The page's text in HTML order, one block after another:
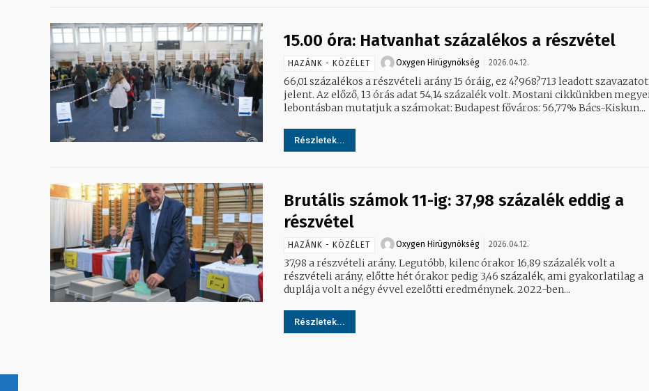
15.00 óra: Hatvanhat százalékos a részvétel
HAZÁNK - KÖZÉLET Oxygen Hirügynökség 2026.04.12.
66,01 százalékos a részvételi arány 15 óráig, ez 4?968?713 leadott szavazatot
jelent. Az előző, 13 órás adat 54,14 százalék volt. Mostani cikkünkben megyei
lebontásban mutatjuk a számokat: Budapest főváros: 56,77% Bács-Kiskun...
Részletek...
Brutális számok 11-ig: 37,98 százalék eddig a
részvétel
HAZÁNK - KÖZÉLET Oxygen Hirügynökség 2026.04.12.
37,98 a részvételi arány. Legutóbb, kilenc órakor 16,89 százalék volt a
részvételi arány, előtte hét órakor pedig 3,46 százalék, ami gyakorlatilag a
duplája volt a négy évvel ezelőtti eredménynek. 2022-ben...
Részletek...